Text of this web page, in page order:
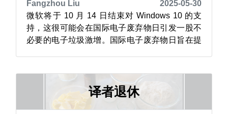
Fangzhou Liu
2025-05-30
微软将于 10 月 14 日结束对 Windows 10 的支
持，这很可能会在国际电子废弃物日引发一股不
必要的电子垃圾激增。国际电子废弃物日旨在提
（Upgrade to Freedom）”倡议鼓励人们延长设备
的使用寿命，而不是让它们变成电子垃圾。由...
译者退休